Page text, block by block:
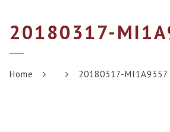
20180317-
Home 20180317-MI1A9357